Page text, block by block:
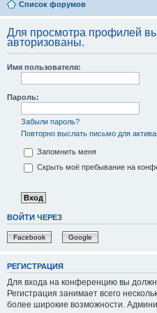
Список форумов
Для просмотра профилей
авторизованы.
Имя пользователя:
Пароль:
Забыли пароль?
Повторно выслать письмо для
Запомнить меня
Скрыть моё пребывание на
ВОЙТИ ЧЕРЕЗ
Facebook Google
РЕГИСТРАЦИЯ
Для входа на конференцию вы
Регистрация занимает всего
более широкие возможности.